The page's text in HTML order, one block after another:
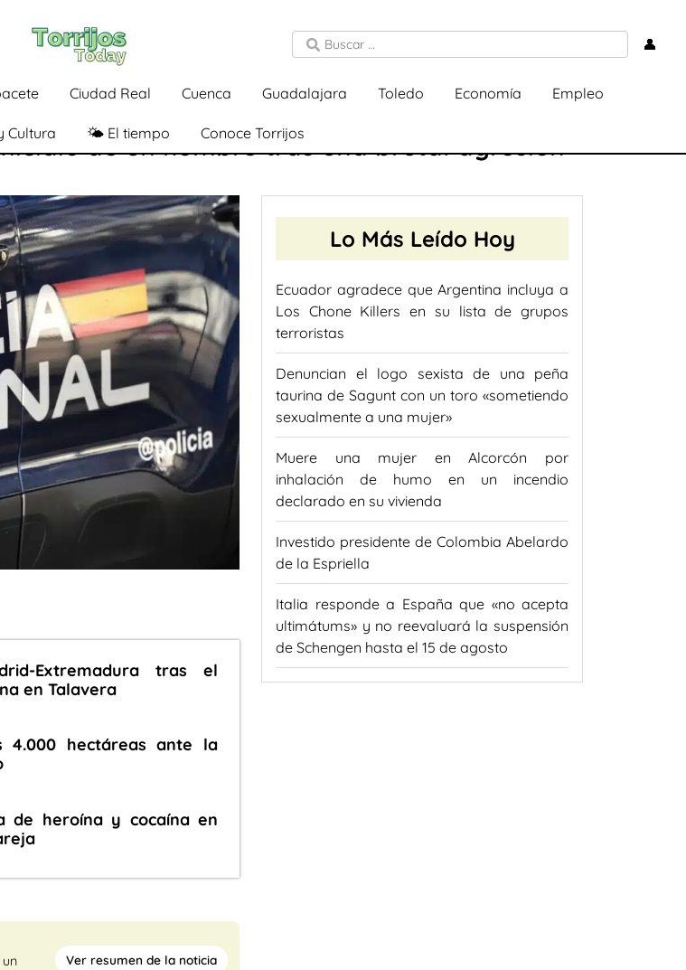
👤
Ciudad Real Cuenca Guadalajara Toledo Economía Empleo
Cultura 🌤️ El tiempo Conoce Torrijos
de un hombre tras una brutal agresión
Extremadura tras el
en Talavera
4.000 hectáreas ante la
de heroína y cocaína en
Ver resumen de la noticia
Lo Más Leído Hoy
Ecuador agradece que Argentina incluya a
Los Chone Killers en su lista de grupos
terroristas
Denuncian el logo sexista de una peña
taurina de Sagunt con un toro «sometiendo
sexualmente a una mujer»
Muere una mujer en Alcorcón por
inhalación de humo en un incendio
declarado en su vivienda
Investido presidente de Colombia Abelardo
de la Espriella
Italia responde a España que «no acepta
ultimátums» y no reevaluará la suspensión
de Schengen hasta el 15 de agosto